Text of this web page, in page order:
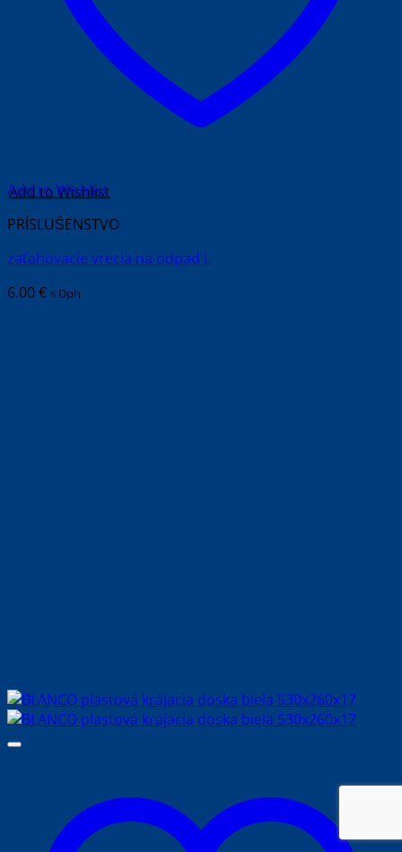
Add to Wishlist
PRÍSLUŠENSTVO
zaťahovacie vrecia na odpad L
6.00€ s Dph